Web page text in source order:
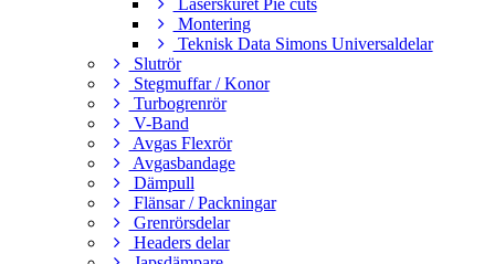
Montering
Teknisk Data Simons Universaldelar
Slutrör
Stegmuffar / Konor
Turbogrenrör
V-Band
Avgas Flexrör
Avgasbandage
Dämpull
Flänsar / Packningar
Grenrörsdelar
Headers delar